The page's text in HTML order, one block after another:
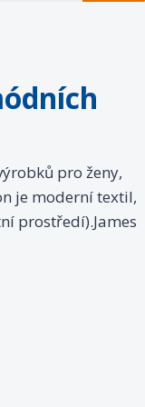
pro ženy,
je moderní textil,
prostředí).James